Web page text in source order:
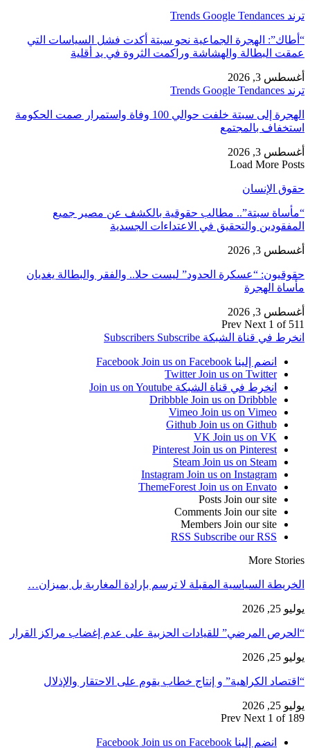
ترند Trends Google Tendances
“أطاك”: الهجرة الجماعية نحو سبتة أكدت فشل السياسات التي
عمقت البطالة والهشاشة وراكمت الثروة في يد أقلية
أغسطس 3, 2026
ترند Trends Google Tendances
الهجرة إلى سبتة خلفت حوالي 100 وفاة واستمرار صمت الحكومة
استخفاف بالمجتمع
أغسطس 3, 2026
Load More Posts
حقوق الإنسان
“مأساة سبتة”.. مطالب حقوقية بالكشف عن مصير جميع
المفقودين والتحقيق في الاعتداءات الجسدية
أغسطس 3, 2026
حقوقيون: “عسكرة الحدود” ليست حلا.. والفقر والبطالة يغديان
مأساة الهجرة
أغسطس 3, 2026
Prev Next 1 of 511
انخرط في قناة الشبكة
Subscribers Subscribe
انضم إلينا Facebook Join us on Facebook
Twitter Join us on Twitter
انخرط في قناة الشبكة Join us on Youtube
Dribbble Join us on Dribbble
Vimeo Join us on Vimeo
Github Join us on Github
VK Join us on VK
Pinterest Join us on Pinterest
Steam Join us on Steam
Instagram Join us on Instagram
ThemeForest Join us on Envato
Posts Join our site
Comments Join our site
Members Join our site
RSS Subscribe our RSS
More Stories
الخريطة السياسية المقبلة لا ترسم بإرادة المغاربة بل بميزان…
يوليو 25, 2026
“الحرص المرضي” للقيادات الحزبية على عدم إغضاب مراكز القرار
يوليو 25, 2026
“اقتصاد الكراهية” و إنتاج خطاب يقوم على الاحتقار والإذلال
يوليو 25, 2026
Prev Next 1 of 189
انضم إلينا Facebook Join us on Facebook